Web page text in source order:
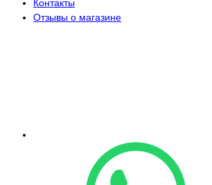
Контакты
Отзывы о магазине